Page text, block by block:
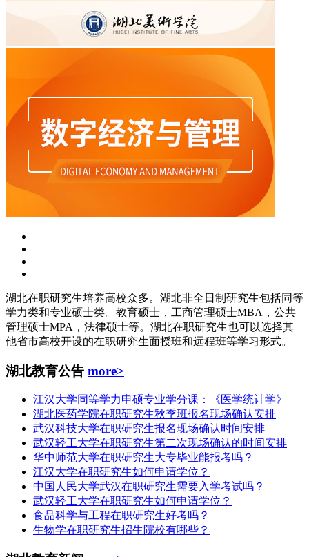
湖北在职研究生培养高校众多。湖北非全日制研究生包括同等
学力类和专业硕士类。教育硕士，工商管理硕士MBA，公共
管理硕士MPA，法律硕士等。湖北在职研究生也可以选择其
他省市高校开设的在职研究生面授班和远程班等学习形式。
湖北教育公告 more>
江汉大学同等学力申硕专业学分课：《医学统计学》
湖北医药学院在职研究生秋季班报名现场确认安排
武汉科技大学在职研究生报名现场确认时间安排
武汉轻工大学在职研究生第二次现场确认的时间安排
华中师范大学在职研究生大专毕业能报考吗？
江汉大学在职研究生如何申请学位？
中国人民大学武汉在职研究生需要入学考试吗？
武汉轻工大学在职研究生如何申请学位？
食品科学与工程在职研究生好考吗？
生物学在职研究生招生院校有哪些？